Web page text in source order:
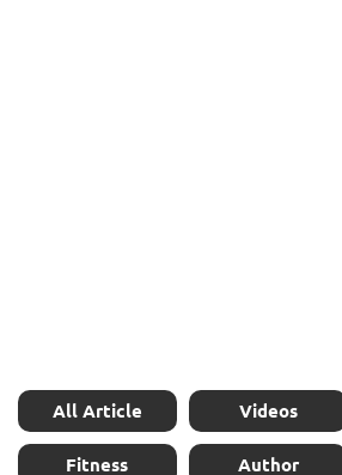
All Article Videos
Fitness Author